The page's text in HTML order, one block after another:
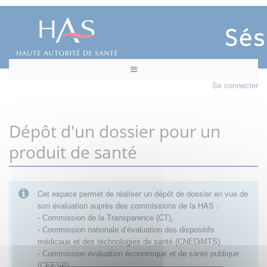
Se connecter
Dépôt d'un dossier pour un
produit de santé
Cet espace permet de réaliser un dépôt de dossier en vue de
son évaluation auprès des commissions de la HAS :
- Commission de la Transparence (CT),
- Commission nationale d’évaluation des dispositifs
médicaux et des technologies de santé (CNEDiMTS),
- Commission évaluation économique et de santé publique